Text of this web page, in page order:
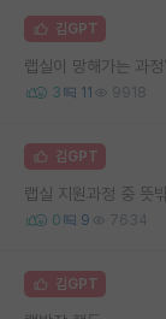
김GPT
랩실이 망해가는 과
3 11 9918
김GPT
랩실 지원과정 중 뜻
0 9 7634
김GPT